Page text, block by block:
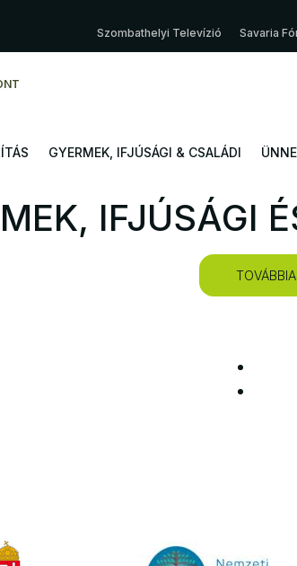
Szombathelyi Televízió Savaria
GYERMEK, IFJÚSÁGI & CSALÁDI
IFJÚSÁGI